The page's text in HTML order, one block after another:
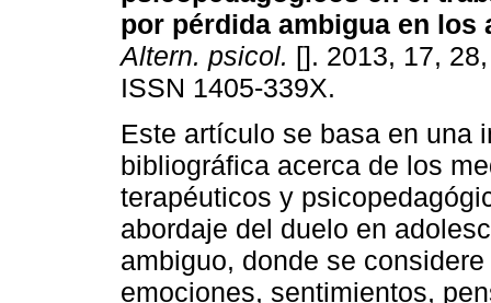
por pérdida ambigua en los
Altern. psicol. []. 2013, 17,
ISSN 1405-339X.
Este artículo se basa en una
bibliográfica acerca de los
terapéuticos y
abordaje del duelo en
ambiguo, donde se
emociones, sentimientos,